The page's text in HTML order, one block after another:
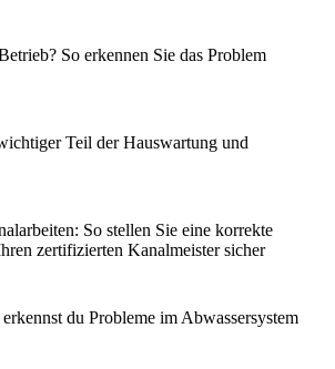
So erkennen Sie das Problem
Teil der Hauswartung und
So stellen Sie eine korrekte
zertifizierten Kanalmeister sicher
du Probleme im Abwassersystem